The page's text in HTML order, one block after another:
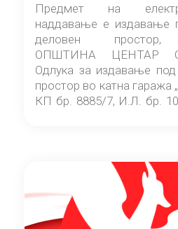
Предмет на
наддавање е издавање
деловен простор,
ОПШТИНА ЦЕНТАР
Одлука за издавање под
простор во катна гаража
КП бр. 8885/7, И.Л. бр.
Скопје” број 9/2026),
(три) години од денот
Договорот за закуп
понудувач.